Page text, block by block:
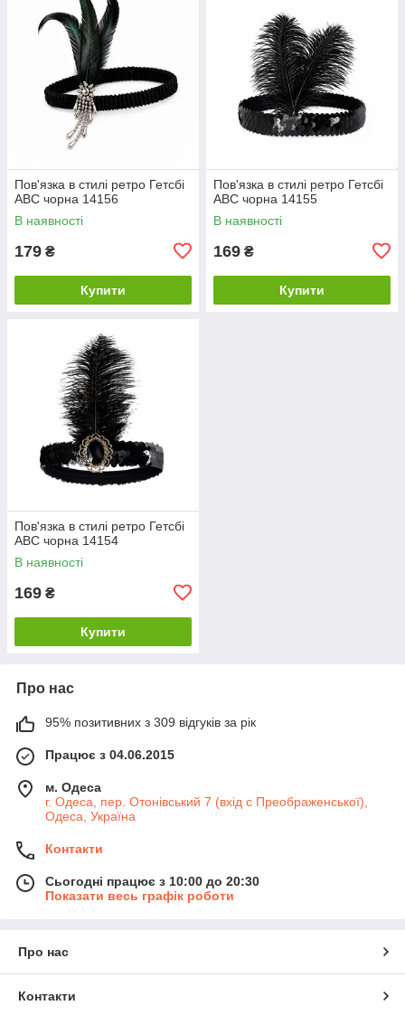
Пов'язка в стилі ретро Гетсбі
ABC чорна 14156
В наявності
179 ₴
Купити
Пов'язка в стилі ретро Гетсбі
ABC чорна 14155
В наявності
169 ₴
Купити
Пов'язка в стилі ретро Гетсбі
ABC чорна 14154
В наявності
169 ₴
Купити
Про нас
95% позитивних з 309 відгуків за рік
Працює з 04.06.2015
м. Одеса
г. Одеса, пер. Отонівський 7 (вхід с Преображенської),
Одеса, Україна
Контакти
Сьогодні працює з 10:00 до 20:30
Показати весь графік роботи
Про нас
Контакти